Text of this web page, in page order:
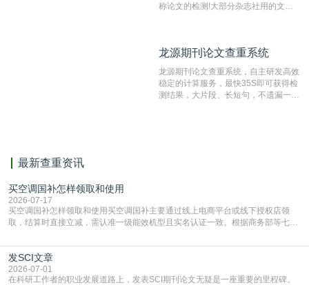
称论文的检测!大部分杂志社用的文献
编辑部检测来稿和已发表的文献,检测
测时注意填写第一作者,才能排除已发
表文献复制比。（限制字符数1万）
龙源期刊论文查重系统
龙源期刊论文查重系统，自主研发高效
稳定的计算服务，最快35S即可获得检
测结果，大片段、长短句，不遗漏一处
最新查重资讯
买空调国补怎样领取和使用
2026-07-17
买空调国补怎样领取和使用买空调国补主要通过线上电商平台或线下授权店领
取，结算时直接立减‌，需认准一级能效机型且实名认证一致。根据商务部等七部
能领到补贴首选‌京东APP‌搜索专属口令(如【家电补贴1637】、【国补立省
4949】等，口令会随活动更新，以页面显示为准)进入补贴专场。淘宝/天猫也可
复制粘贴【8$FKFGgJq
发SCI文章
2026-07-01
在科研工作者的职业发展道路上，发表SCI期刊论文无疑是一座重要的里程碑。